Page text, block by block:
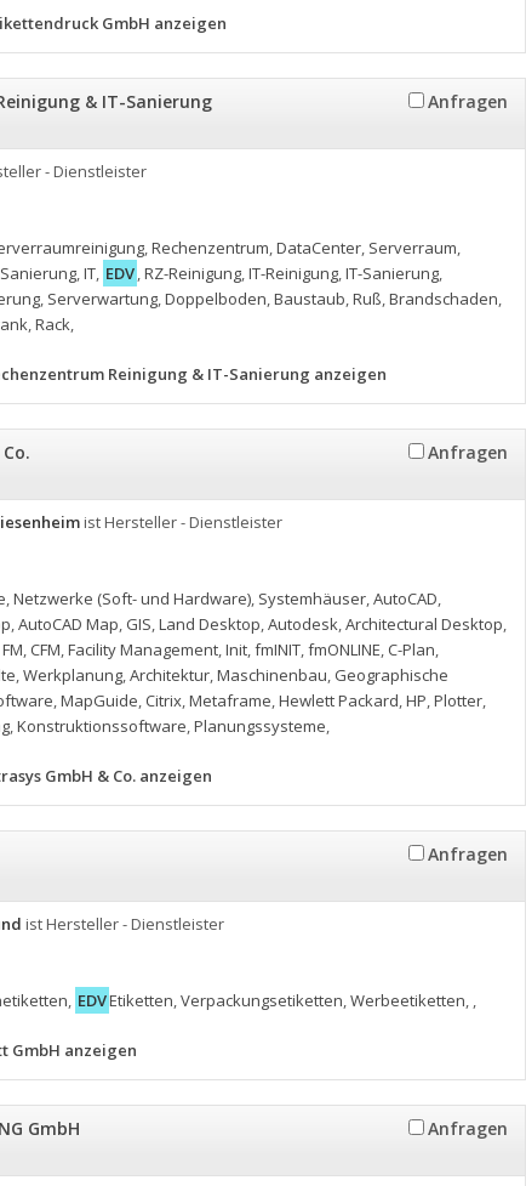
GmbH anzeigen
& IT-Sanierung Anfragen
- Dienstleister
,Rechenzentrum,DataCenter, Serverraum,
Sanierung,IT, EDV,RZ-Reinigung,IT-Reinigung,IT-Sanierung,
, Serverwartung,Doppelboden,Baustaub,Ruß,Brandschaden,
,Rack,
Reinigung & IT-Sanierung anzeigen
Anfragen
ist Hersteller - Dienstleister
,Netzwerke (Soft- und Hardware), Systemhäuser,AutoCAD,
,AutoCAD Map, GIS,Land Desktop,Autodesk,Architectural Desktop,
FM, CFM,Facility Management,Init,fmINIT,fmONLINE, C-Plan,
,Werkplanung,Architektur,Maschinenbau, Geographische
,MapGuide, Citrix,Metaframe,Hewlett Packard,HP,Plotter,
,Konstruktionssoftware,Planungssysteme,
GmbH & Co. anzeigen
Anfragen
ist Hersteller - Dienstleister
, EDVEtiketten,Verpackungsetiketten,Werbeetiketten, ,
GmbH anzeigen
GmbH Anfragen